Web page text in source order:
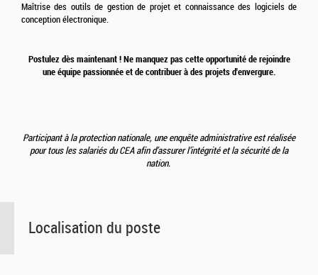
Maîtrise des outils de gestion de projet et connaissance des logiciels de
conception électronique.
Postulez dès maintenant ! Ne manquez pas cette opportunité de rejoindre
une équipe passionnée et de contribuer à des projets d'envergure.
Participant à la protection nationale, une enquête administrative est réalisée
pour tous les salariés du CEA afin d’assurer l’intégrité et la sécurité de la
nation.
Localisation du poste